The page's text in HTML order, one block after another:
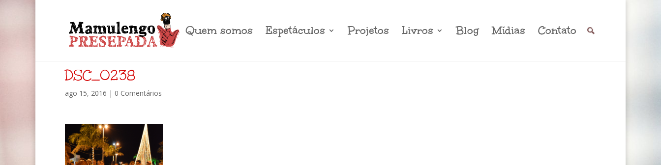
Quem somos Espetáculos Projetos Livros Blog Mídias Contato
DSC_0238
ago 15, 2016 | 0 Comentários